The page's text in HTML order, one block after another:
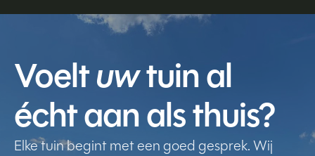
Voeltuwtuin al
écht aan als thuis?
Elke tuin begint met een goed gesprek. Wij